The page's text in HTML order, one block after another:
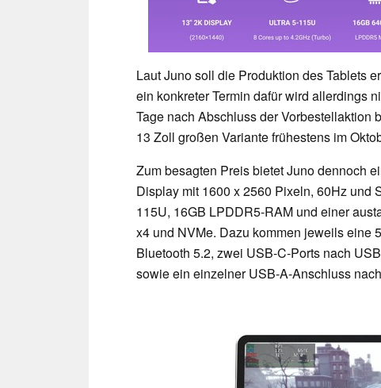
Laut Juno soll die Produktion des Tablets
ein konkreter Termin dafür wird allerdings
Tage nach Abschluss der Vorbestellaktion
13 Zoll großen Variante frühestens im
Zum besagten Preis bietet Juno dennoch
Display mit 1600 x 2560 Pixeln, 60Hz und
115U, 16GB LPDDR5-RAM und einer
x4 und NVMe. Dazu kommen jeweils eine
Bluetooth 5.2, zwei USB-C-Ports nach
sowie ein einzelner USB-A-Anschluss